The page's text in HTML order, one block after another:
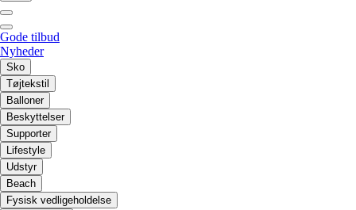
Gode tilbud
Nyheder
Sko
Tøjtekstil
Balloner
Beskyttelser
Supporter
Lifestyle
Udstyr
Beach
Fysisk vedligeholdelse